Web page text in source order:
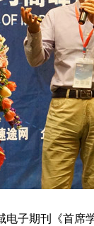
电子期刊《首